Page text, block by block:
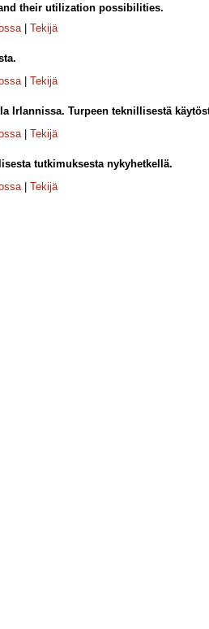
their utilization possibilities.
| Tekijä
| Tekijä
Irlannissa. Turpeen teknillisestä
| Tekijä
tutkimuksesta nykyhetkellä.
| Tekijä